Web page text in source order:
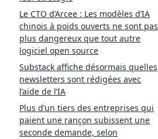
Le CTO d’Arcee : Les modèles d’IA
chinois à poids ouverts ne sont pas
plus dangereux que tout autre
logiciel open source
Substack affiche désormais quelles
newsletters sont rédigées avec
l’aide de l’IA
Plus d’un tiers des entreprises qui
paient une rançon subissent une
seconde demande, selon